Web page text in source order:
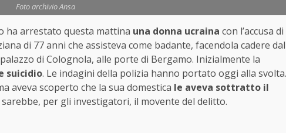
Foto archivio Ansa
ha arrestato questa mattina una donna ucraina con l’accusa di
di 77 anni che assisteva come badante, facendola cadere dal
di Colognola, alle porte di Bergamo. Inizialmente la
suicidio. Le indagini della polizia hanno portato oggi alla svolta.
aveva scoperto che la sua domestica le aveva sottratto il
per gli investigatori, il movente del delitto.